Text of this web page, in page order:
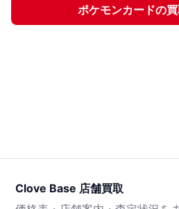
ポケモンカードの
Clove Base 店舗買取